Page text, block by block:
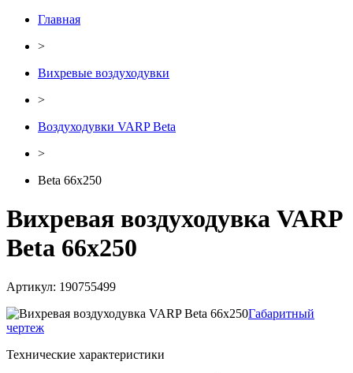
Главная
>
Вихревые воздуходувки
>
Воздуходувки VARP Beta
>
Beta 66x250
Вихревая воздуходувка VARP
Beta 66x250
Артикул: 190755499
Габаритный
чертеж
Технические характеристики